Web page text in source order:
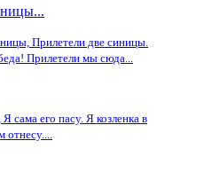
Прилетели две синицы.
Прилетели мы сюда...
сама его пасу. Я козленка в
отнесу....